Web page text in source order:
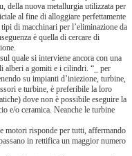
della nuova metallurgia utilizzata per
al fine di alloggiare perfettamente
di macchinari per l’eliminazione da
è quella di cercare di
quale si interviene ancora con una
alberi a gomiti e i cilindri. “_ per
su impianti d’iniezione, turbine,
e turbine, è preferibile la loro
dove non è possibile eseguire la
e/o ceramica. Neanche le turbine
motori risponde per tutti, affermando
in rettifica un maggior numero